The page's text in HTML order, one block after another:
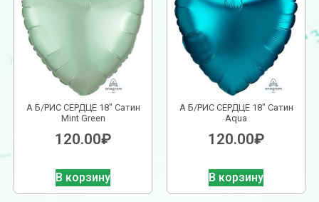
А Б/РИС СЕРДЦЕ 18″ Сатин
Mint Green
120.00₽
В корзину
А Б/РИС СЕРДЦЕ 18″ Сатин
Aqua
120.00₽
В корзину